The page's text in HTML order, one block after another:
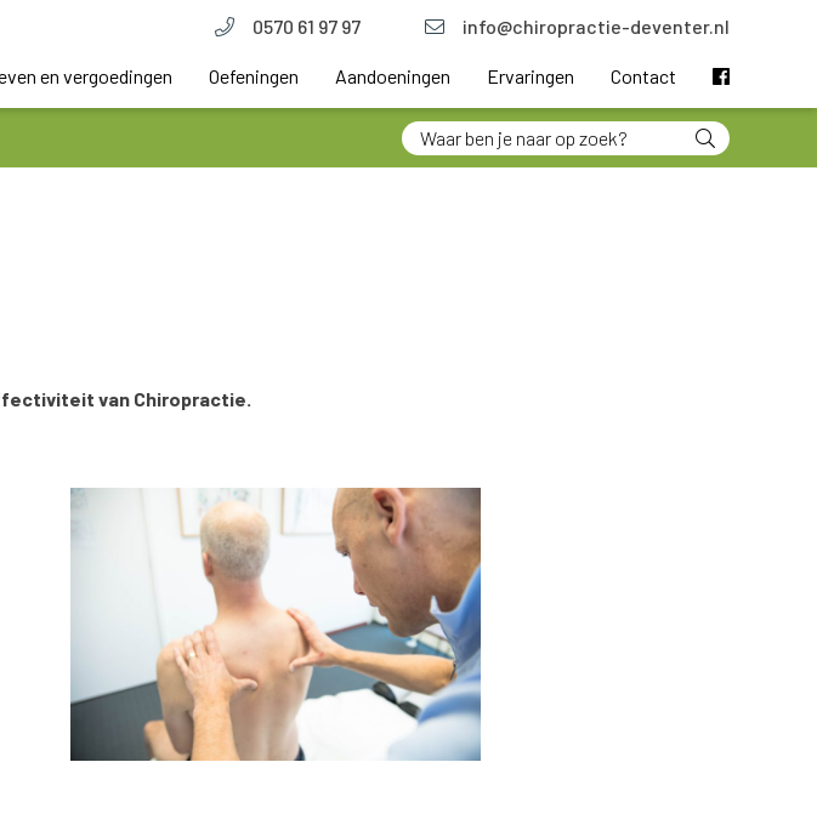
0570 61 97 97 info@chiropractie-deventer.nl
en vergoedingen Oefeningen Aandoeningen Ervaringen Contact
van Chiropractie.